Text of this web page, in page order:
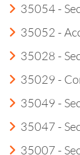
35054 -
35052 -
35028 -
35029 -
35049 -
35047 -
35007 -